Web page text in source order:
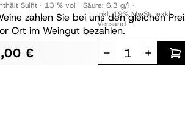
zahlen Sie bei uns den gleichen
Ort im Weingut bezahlen.
Sulfit 13 % vol Säure: 6,3 g/l
€
Inkl. 19% MwSt.,exkl.
Versand
- +